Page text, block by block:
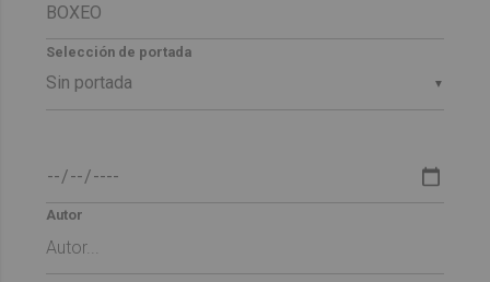
▼
Selección de portada
Autor